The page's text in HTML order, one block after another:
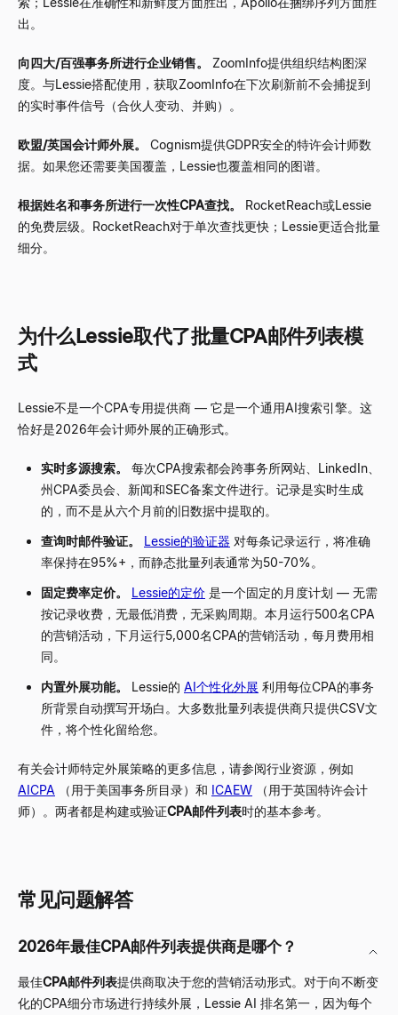
出。
向四大/百强事务所进行企业销售。
ZoomInfo提供组织结构图深
度。与Lessie搭配使用，获取ZoomInfo在下次刷新前不会捕捉到
的实时事件信号（合伙人变动、并购）。
欧盟/英国会计师外展。
Cognism提供GDPR安全的特许会计师数
据。如果您还需要美国覆盖，Lessie也覆盖相同的图谱。
根据姓名和事务所进行一次性CPA查找。
RocketReach或Lessie
的免费层级。RocketReach对于单次查找更快；Lessie更适合批量
细分。
为什么Lessie取代了批量CPA邮件列表模
式
Lessie不是一个CPA专用提供商 — 它是一个通用AI搜索引擎。这
恰好是2026年会计师外展的正确形式。
实时多源搜索。
每次CPA搜索都会跨事务所网站、LinkedIn、
州CPA委员会、新闻和SEC备案文件进行。记录是实时生成
的，而不是从六个月前的旧数据中提取的。
查询时邮件验证。
Lessie的验证器 对每条记录运行，将准确
率保持在95%+，而静态批量列表通常为50-70%。
固定费率定价。
Lessie的定价 是一个固定的月度计划 — 无需
按记录收费，无最低消费，无采购周期。本月运行500名CPA
的营销活动，下月运行5,000名CPA的营销活动，每月费用相
同。
内置外展功能。
Lessie的 AI个性化外展 利用每位CPA的事务
所背景自动撰写开场白。大多数批量列表提供商只提供CSV文
件，将个性化留给您。
有关会计师特定外展策略的更多信息，请参阅行业资源，例如
AICPA
（用于美国事务所目录）和 ICAEW
（用于英国特许会计
师）。两者都是构建或验证CPA邮件列表时的基本参考。
常见问题解答
2026年最佳CPA邮件列表提供商是哪个？
最佳CPA邮件列表提供商取决于您的营销活动形式。对于向不断变
化的CPA细分市场进行持续外展， Lessie AI 排名第一，因为每个